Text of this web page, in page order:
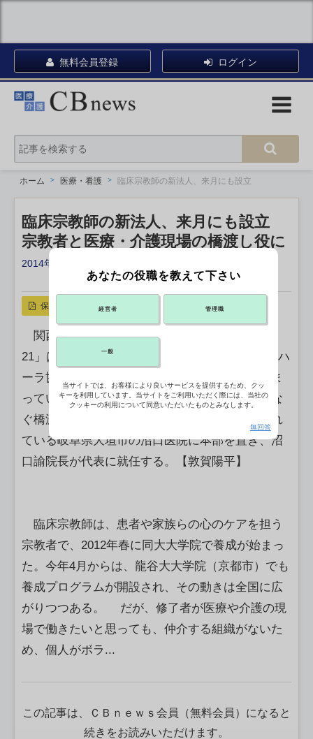
無料会員登録 ログイン
ホーム 医療・看護 臨床宗教師の新法人、来月にも設立
臨床宗教師の新法人、来月にも設立
宗教者と医療・介護現場の橋渡し役に
2014年08月14日 17:30
リンクをコピー X ポスト
保存
関西の仏教者らでつくるNPO法人「ビハーラ
21」は9月にも、一般社団法人「臨床宗教師・ビハ
ーラ協会」を設立する。東北大などで養成が始ま
っている「臨床宗教師」と医療・介護現場をつな
ぐ橋渡し役を目指す。同大の実習先にも指定され
ている岐阜県大垣市の沼口医院に本部を置き、沼
口諭院長が代表に就任する。【敦賀陽平】
臨床宗教師は、患者や家族らの心のケアを担う
宗教者で、2012年春に同大大学院で養成が始まっ
た。今年4月からは、龍谷大大学院（京都市）でも
養成プログラムが開設され、その動きは全国に広
がりつつある。 だが、修了者が医療や介護の現
場で働きたいと思っても、仲介する組織がないた
め、個人がボラ...
この記事は、ＣＢｎｅｗｓ会員（無料会員）になると
続きをお読みいただけます。
あなたの役職を教えて下さい
経営者 管理職
一般
当サイトでは、お客様により良いサービスを提供するため、クッ
キーを利用しています。当サイトをご利用いただく際には、当社の
クッキーの利用について同意いただいたものとみなします。
無回答